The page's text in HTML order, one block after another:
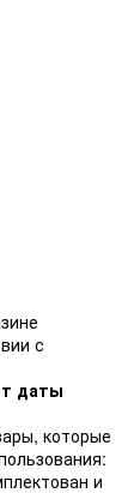
с
даты
которые
и